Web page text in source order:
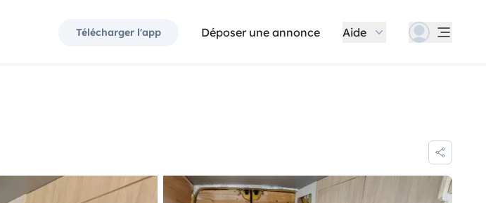
Télécharger l'app Déposer une annonce Aide